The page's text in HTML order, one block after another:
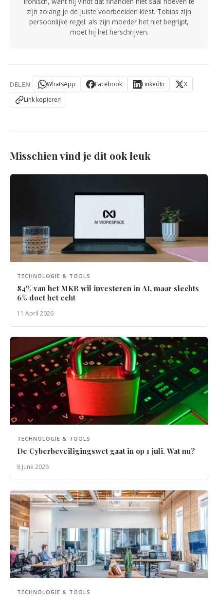
zijn zolang je de juiste voorbeelden kiest. Tobias zijn
persoonlijke regel: als zijn moeder het niet begrijpt,
moet hij het herschrijven.
DELEN WhatsApp Facebook LinkedIn
X
Link kopieren
Misschien vind je dit ook leuk
TECHNOLOGIE & TOOLS
84% van het MKB wil investeren in AI, maar slechts
6% doet het echt
11 April 2026
TECHNOLOGIE & TOOLS
De Cyberbeveiligingswet gaat in op 1 juli. Wat nu?
8 June 2026
TECHNOLOGIE & TOOLS